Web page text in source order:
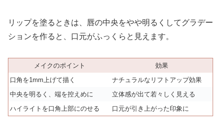
リップを塗るときは、唇の中央をやや明るくしてグラデー
ションを作ると、口元がふっくらと見えます。
メイクのポイント
効果
口角を1mm上げて描く
ナチュラルなリフトアップ効果
中央を明るく、端を控えめに
立体感が出て若々しく見える
ハイライトを口角上部にのせる
口元が引き上がった印象に